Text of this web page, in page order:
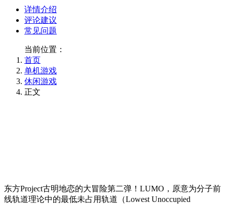
详情介绍
评论建议
常见问题
当前位置：
首页
单机游戏
休闲游戏
正文
东方Project古明地恋的大冒险第二弹！LUMO，原意为分子前
线轨道理论中的最低未占用轨道（Lowest Unoccupied